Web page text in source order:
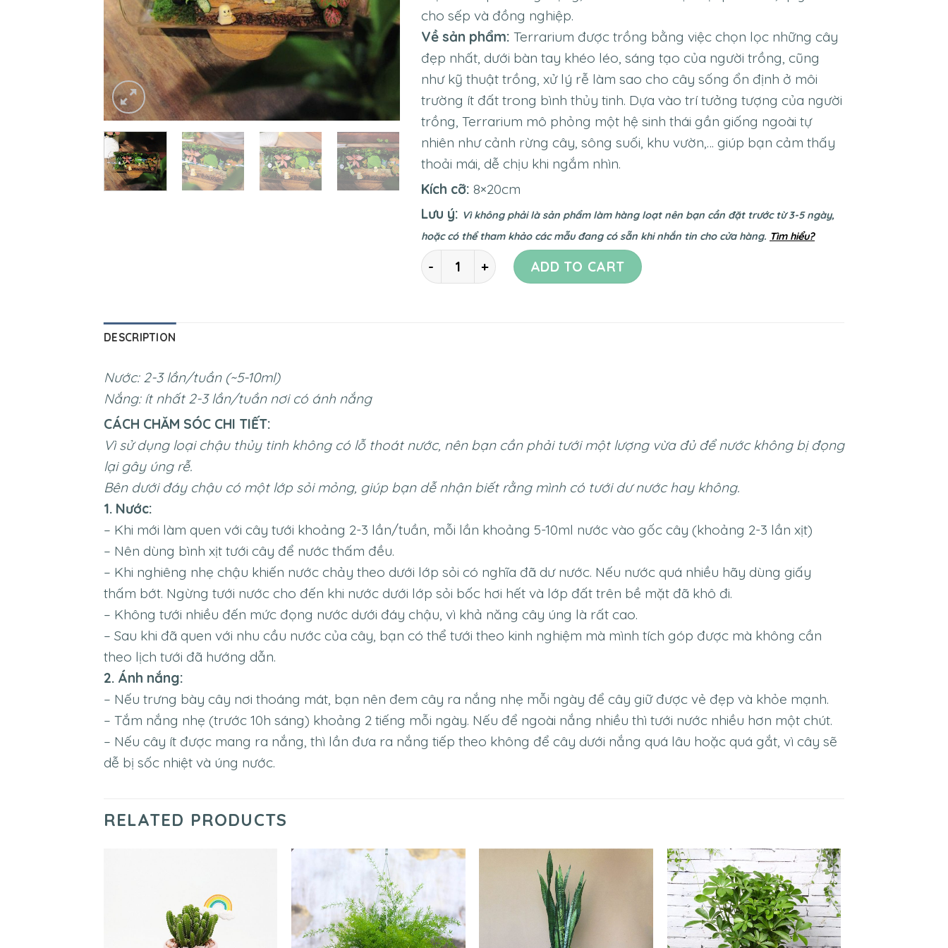
cho sếp và đồng nghiệp.
Về sản phẩm: Terrarium được trồng bằng việc chọn lọc những cây
đẹp nhất, dưới bàn tay khéo léo, sáng tạo của người trồng, cũng
như kỹ thuật trồng, xử lý rễ làm sao cho cây sống ổn định ở môi
trường ít đất trong bình thủy tinh. Dựa vào trí tưởng tượng của người
trồng, Terrarium mô phỏng một hệ sinh thái gần giống ngoài tự
nhiên như cảnh rừng cây, sông suối, khu vườn,… giúp bạn cảm thấy
thoải mái, dễ chịu khi ngắm nhìn.
Kích cỡ: 8×20cm
Lưu ý: Vì không phải là sản phẩm làm hàng loạt nên bạn cần đặt trước từ 3-5 ngày,
hoặc có thể tham khảo các mẫu đang có sẵn khi nhắn tin cho cửa hàng. Tìm hiểu?
Quantity ADD TO CART
DESCRIPTION
Nước: 2-3 lần/tuần (~5-10ml)
Nắng: ít nhất 2-3 lần/tuần nơi có ánh nắng
CÁCH CHĂM SÓC CHI TIẾT:
Vì sử dụng loại chậu thủy tinh không có lỗ thoát nước, nên bạn cần phải tưới một lượng vừa đủ để nước không bị đọng
lại gây úng rễ.
Bên dưới đáy chậu có một lớp sỏi mỏng, giúp bạn dễ nhận biết rằng mình có tưới dư nước hay không.
1. Nước:
– Khi mới làm quen với cây tưới khoảng 2-3 lần/tuần, mỗi lần khoảng 5-10ml nước vào gốc cây (khoảng 2-3 lần xịt)
– Nên dùng bình xịt tưới cây để nước thấm đều.
– Khi nghiêng nhẹ chậu khiến nước chảy theo dưới lớp sỏi có nghĩa đã dư nước. Nếu nước quá nhiều hãy dùng giấy
thấm bớt. Ngừng tưới nước cho đến khi nước dưới lớp sỏi bốc hơi hết và lớp đất trên bề mặt đã khô đi.
– Không tưới nhiều đến mức đọng nước dưới đáy chậu, vì khả năng cây úng là rất cao.
– Sau khi đã quen với nhu cầu nước của cây, bạn có thể tưới theo kinh nghiệm mà mình tích góp được mà không cần
theo lịch tưới đã hướng dẫn.
2. Ánh nắng:
– Nếu trưng bày cây nơi thoáng mát, bạn nên đem cây ra nắng nhẹ mỗi ngày để cây giữ được vẻ đẹp và khỏe mạnh.
– Tắm nắng nhẹ (trước 10h sáng) khoảng 2 tiếng mỗi ngày. Nếu để ngoài nắng nhiều thì tưới nước nhiều hơn một chút.
– Nếu cây ít được mang ra nắng, thì lần đưa ra nắng tiếp theo không để cây dưới nắng quá lâu hoặc quá gắt, vì cây sẽ
dễ bị sốc nhiệt và úng nước.
RELATED PRODUCTS